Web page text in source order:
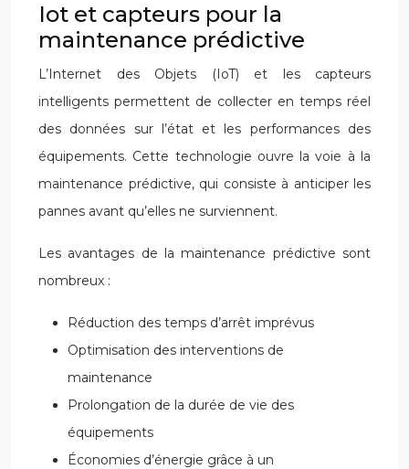
Iot et capteurs pour la
maintenance prédictive
L’Internet des Objets (IoT) et les capteurs
intelligents permettent de collecter en temps réel
des données sur l’état et les performances des
équipements. Cette technologie ouvre la voie à la
maintenance prédictive, qui consiste à anticiper les
pannes avant qu’elles ne surviennent.
Les avantages de la maintenance prédictive sont
nombreux :
Réduction des temps d’arrêt imprévus
Optimisation des interventions de
maintenance
Prolongation de la durée de vie des
équipements
Économies d’énergie grâce à un